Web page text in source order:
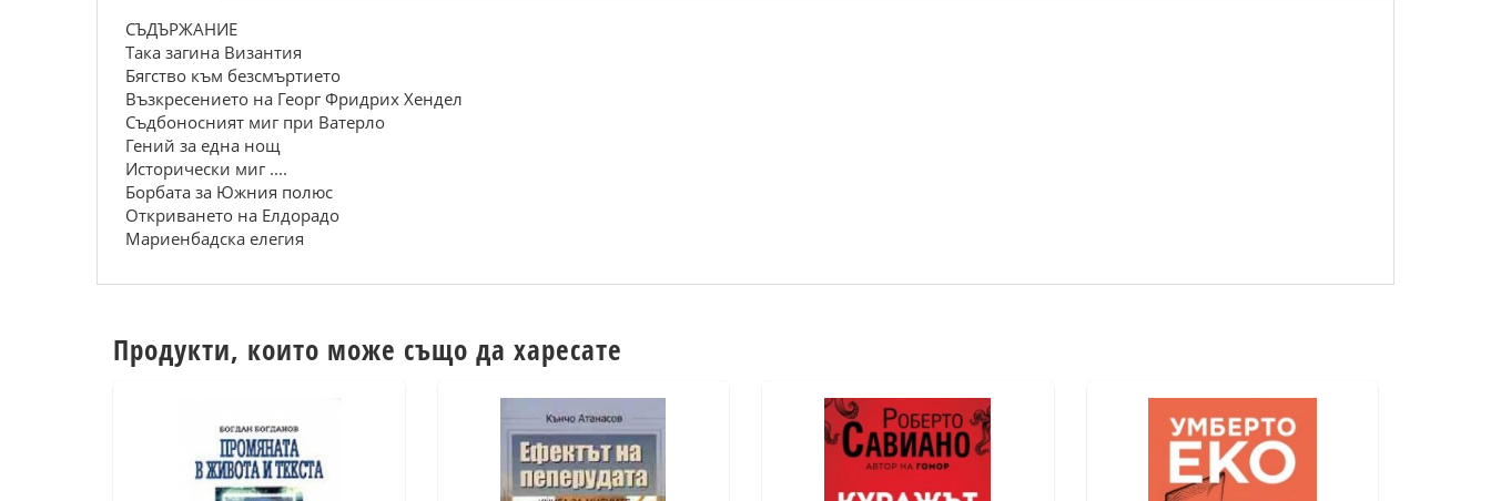
СЪДЪРЖАНИЕ
Така загина Византия
Бягство към безсмъртието
Възкресението на Георг Фридрих Хендел
Съдбоносният миг при Ватерло
Гений за една нощ
Исторически миг ....
Борбата за Южния полюс
Откриването на Елдорадо
Мариенбадска елегия
Продукти, които може също да харесате